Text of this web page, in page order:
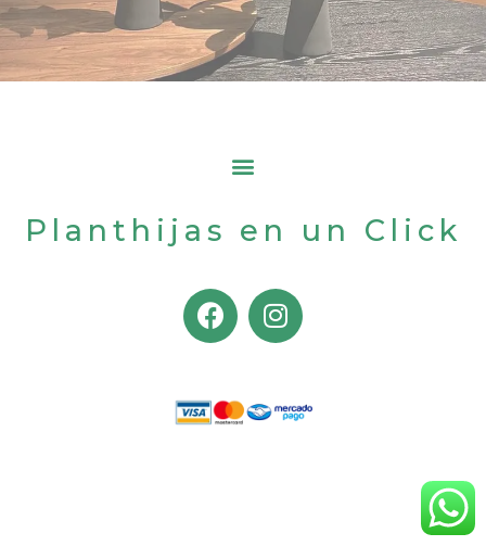
Planthijas en un Click